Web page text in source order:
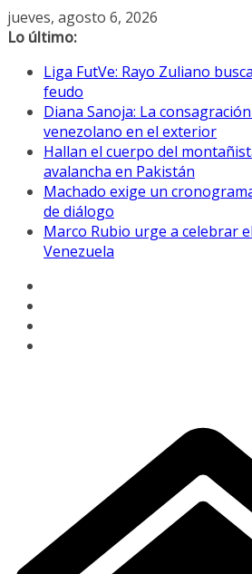
Saltar
al
jueves, agosto 6, 2026
Lo último:
Liga FutVe: Rayo Zuliano
feudo
Diana Sanoja: La
venezolano en el exterior
Hallan el cuerpo del
avalancha en Pakistán
Machado exige un
de diálogo
Marco Rubio urge a celebrar
Venezuela